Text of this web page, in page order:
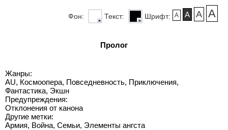
A A A A
Шрифт:
Текст:
Фон:
Пролог
Жанры:
AU, Космоопера, Повседневность, Приключения,
Фантастика, Экшн
Предупреждения:
Отклонения от канона
Другие метки:
Армия, Война, Семьи, Элементы ангста